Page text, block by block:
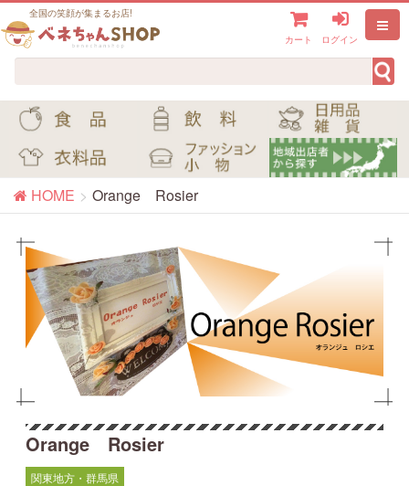
全国の笑顔が集まるお店!
カート ログイン
HOME Orange Rosier
Orange Rosier
関東地方・群馬県